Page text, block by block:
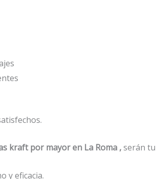
kraft por mayor en La Roma ,serán tu
y eficacia.